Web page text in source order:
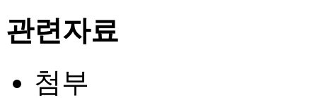
관련자료
첨부